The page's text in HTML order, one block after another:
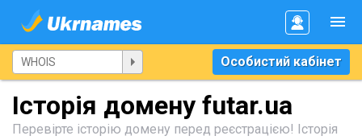
Особистий кабінет
Історія домену futar.ua
Перевірте історію домену перед реєстрацією! Історія